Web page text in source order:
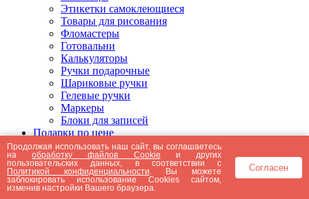
Этикетки самоклеющиеся
Товары для рисования
Фломастеры
Готовальни
Калькуляторы
Ручки подарочные
Шариковые ручки
Гелевые ручки
Маркеры
Блоки для записей
Подарки по цене
Подарки от 5000 рублей
Подарки до 5000 рублей
Подарки до 3000 рублей
Подарки до 2000 рублей
Подарки до 1000 рублей
Продолжая использовать наш сайт, вы соглашаетесь
наобработку файлов Cookie и других
пользовательских данных, в соответствии с
Политикой конфиденциальности . Вы можете
заблокировать использование Cookies сайтом,
изменив настройки Вашего браузера.
Согласен